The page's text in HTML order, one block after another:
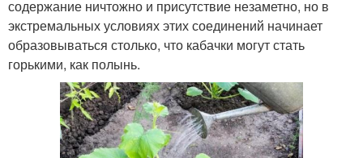
содержание ничтожно и присутствие незаметно, но в
экстремальных условиях этих соединений начинает
образовываться столько, что кабачки могут стать
горькими, как полынь.